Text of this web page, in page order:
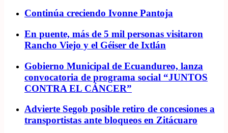
Continúa creciendo Ivonne Pantoja
En puente, más de 5 mil personas visitaron
Rancho Viejo y el Géiser de Ixtlán
Gobierno Municipal de Ecuandureo, lanza
convocatoria de programa social “JUNTOS
CONTRA EL CÁNCER”
Advierte Segob posible retiro de concesiones a
transportistas ante bloqueos en Zitácuaro